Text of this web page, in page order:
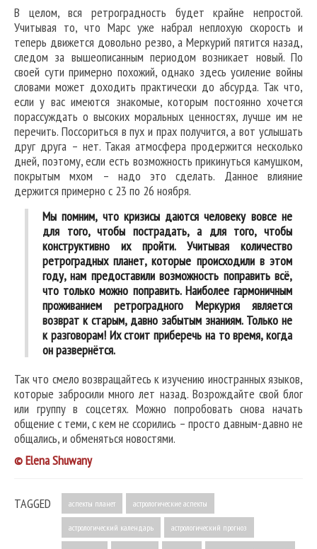
В целом, вся ретроградность будет крайне непростой.
Учитывая то, что Марс уже набрал неплохую скорость и
теперь движется довольно резво, а Меркурий пятится назад,
следом за вышеописанным периодом возникает новый. По
своей сути примерно похожий, однако здесь усиление войны
словами может доходить практически до абсурда. Так что,
если у вас имеются знакомые, которым постоянно хочется
порассуждать о высоких моральных ценностях, лучше им не
перечить. Поссориться в пух и прах получится, а вот услышать
друг друга – нет. Такая атмосфера продержится несколько
дней, поэтому, если есть возможность прикинуться камушком,
покрытым мхом – надо это сделать. Данное влияние
держится примерно с 23 по 26 ноября.
Мы помним, что кризисы даются человеку вовсе не
для того, чтобы пострадать, а для того, чтобы
конструктивно их пройти. Учитывая количество
ретроградных планет, которые происходили в этом
году, нам предоставили возможность поправить всё,
что только можно поправить. Наиболее гармоничным
проживанием ретроградного Меркурия является
возврат к старым, давно забытым знаниям. Только не
к разговорам! Их стоит приберечь на то время, когда
он развернётся.
Так что смело возвращайтесь к изучению иностранных языков,
которые забросили много лет назад. Возрождайте свой блог
или группу в соцсетях. Можно попробовать снова начать
общение с теми, с кем не ссорились – просто давным-давно не
общались, и обменяться новостями.
© Elena Shuwany
TAGGED аспекты планет астрологические аспекты
астрологический календарь астрологический прогноз